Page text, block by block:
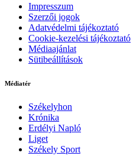
Impresszum
Szerzői jogok
Adatvédelmi tájékoztató
Cookie-kezelési tájékoztató
Médiaajánlat
Sütibeállítások
Médiatér
Székelyhon
Krónika
Erdélyi Napló
Liget
Székely Sport